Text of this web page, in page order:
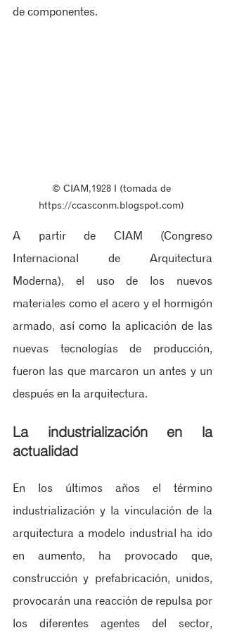
de componentes.
© CIAM,1928 ‖ (tomada de
https://ccasconm.blogspot.com)
A partir de CIAM (Congreso
Internacional de Arquitectura
Moderna), el uso de los nuevos
materiales como el acero y el hormigón
armado, así como la aplicación de las
nuevas tecnologías de producción,
fueron las que marcaron un antes y un
después en la arquitectura.
La industrialización en la
actualidad
En los últimos años el término
industrialización y la vinculación de la
arquitectura a modelo industrial ha ido
en aumento, ha provocado que,
construcción y prefabricación, unidos,
provocarán una reacción de repulsa por
los diferentes agentes del sector,